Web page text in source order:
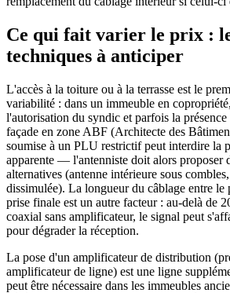
Ce qui fait varier le prix :
techniques à anticiper
L'accès à la toiture ou à la terrasse est le
variabilité : dans un immeuble en
l'autorisation du syndic et parfois la
façade en zone ABF (Architecte des
soumise à un PLU restrictif peut interdire la
apparente — l'antenniste doit alors proposer
alternatives (antenne intérieure sous
dissimulée). La longueur du câblage entre le
prise finale est un autre facteur : au-delà de
coaxial sans amplificateur, le signal peut
pour dégrader la réception.
La pose d'un amplificateur de distribution
amplificateur de ligne) est une ligne
peut être nécessaire dans les immeubles